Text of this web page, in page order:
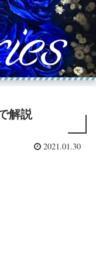
解説
2021.01.30